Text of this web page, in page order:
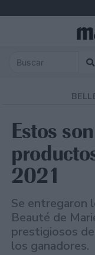
Estos
2021
Se entregaron
Beauté de
prestigiosos
los ganadores.